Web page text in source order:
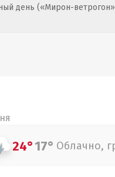
день («Мирон-
24°17° Облачно,